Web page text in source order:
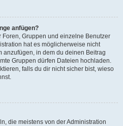
anfügen?
Gruppen und einzelne Benutzer
hat es möglicherweise nicht
anzufügen, in dem du deinen Beitrag
Gruppen dürfen Dateien hochladen.
falls du dir nicht sicher bist, wieso
die meistens von der Administration